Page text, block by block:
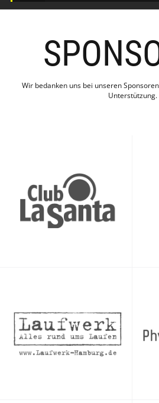
Wir bedanken uns bei unseren
Unterstützung.